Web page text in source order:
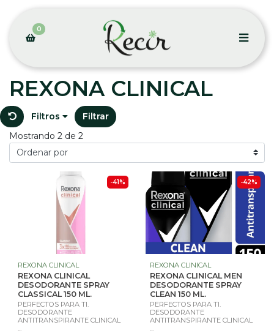
0
REXONA CLINICAL
Filtros
Filtrar
Mostrando 2 de 2
-41%
REXONA CLINICAL
REXONA CLINICAL
DESODORANTE SPRAY
CLASSICAL 150 ML.
PERFECTOS PARA TI.
DESODORANTE
ANTITRANSPIRANTE CLINICAL
...
-42%
REXONA CLINICAL
REXONA CLINICAL MEN
DESODORANTE SPRAY
CLEAN 150 ML.
PERFECTOS PARA TI.
DESODORANTE
ANTITRANSPIRANTE CLINICAL
...